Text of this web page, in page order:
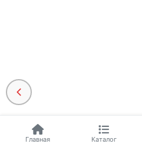
Главная Каталог